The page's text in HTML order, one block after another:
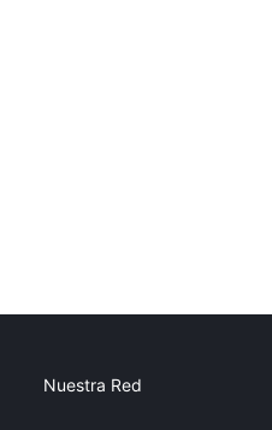
Nuestra Red